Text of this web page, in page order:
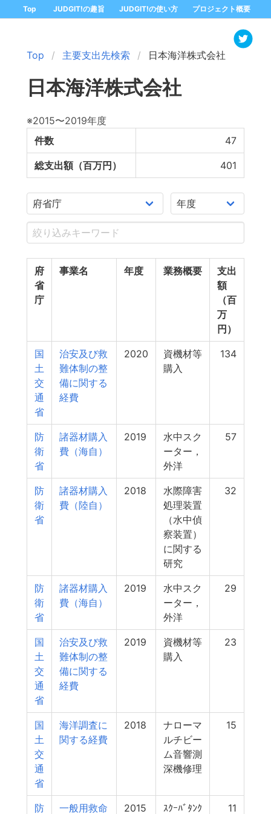
Top JUDGIT!の趣旨 JUDGIT!の使い方 プロジェクト概要
Top 主要支出先検索 日本海洋株式会社
日本海洋株式会社
※2015〜2019年度
件数
47
総支出額（百万円） 401
府
省
庁
事業名 年度 業務概要
支出
額
（百
万
円）
国
土
交
通
省
治安及び救
難体制の整
備に関する
経費
2020
資機材等
購入
134
防
衛
省
諸器材購入
費（海自）
2019
水中スク
ーター，
外洋
57
防
衛
省
諸器材購入
費（陸自）
2018
水際障害
処理装置
（水中偵
察装置）
に関する
研究
32
防
衛
省
諸器材購入
費（海自）
2019
水中スク
ーター，
外洋
29
国
土
交
通
省
治安及び救
難体制の整
備に関する
経費
2019
資機材等
購入
23
国
土
交
通
省
海洋調査に
関する経費
2018
ナローマ
ルチビー
ム音響測
深機修理
15
防
一般用救命
2015
ｽｸｰﾊﾞﾀﾝｸ
11